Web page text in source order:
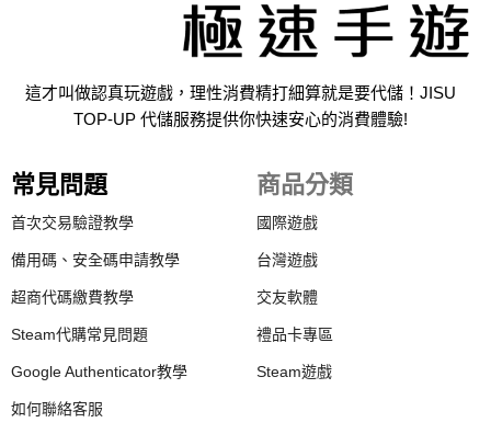
這才叫做認真玩遊戲，理性消費精打細算就是要代儲！JISU
TOP-UP 代儲服務提供你快速安心的消費體驗!
常見問題
首次交易驗證教學
備用碼、安全碼申請教學
超商代碼繳費教學
Steam代購常見問題
Google Authenticator教學
如何聯絡客服
商品分類
國際遊戲
台灣遊戲
交友軟體
禮品卡專區
Steam遊戲